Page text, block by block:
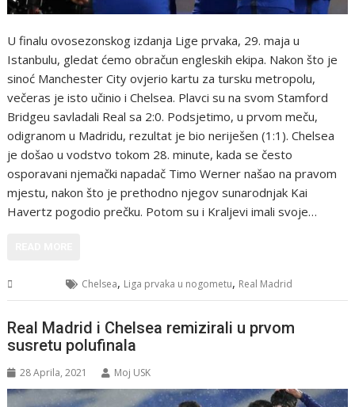
U finalu ovosezonskog izdanja Lige prvaka, 29. maja u
Istanbulu, gledat ćemo obračun engleskih ekipa. Nakon što je
sinoć Manchester City ovjerio kartu za tursku metropolu,
večeras je isto učinio i Chelsea. Plavci su na svom Stamford
Bridgeu savladali Real sa 2:0. Podsjetimo, u prvom meču,
odigranom u Madridu, rezultat je bio neriješen (1:1). Chelsea
je došao u vodstvo tokom 28. minute, kada se često
osporavani njemački napadač Timo Werner našao na pravom
mjestu, nakon što je prethodno njegov sunarodnjak Kai
Havertz pogodio prečku. Potom su i Kraljevi imali svoje…
Chelsea, Liga prvaka u nogometu, Real Madrid
Real Madrid i Chelsea remizirali u prvom
susretu polufinala
28 Aprila, 2021 Moj USK